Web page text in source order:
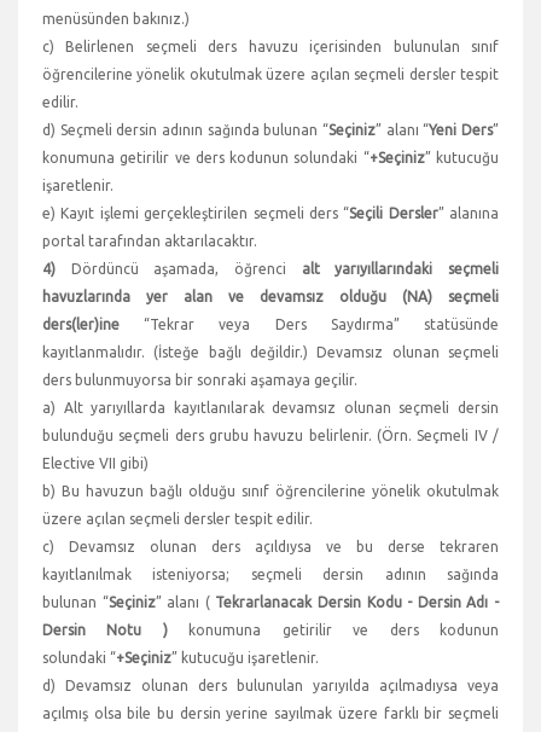
menüsünden bakınız.)
c) Belirlenen seçmeli ders havuzu içerisinden bulunulan sınıf
öğrencilerine yönelik okutulmak üzere açılan seçmeli dersler tespit
edilir.
d) Seçmeli dersin adının sağında bulunan “Seçiniz” alanı “Yeni Ders”
konumuna getirilir ve ders kodunun solundaki “+Seçiniz” kutucuğu
işaretlenir.
e) Kayıt işlemi gerçekleştirilen seçmeli ders “Seçili Dersler” alanına
portal tarafından aktarılacaktır.
4) Dördüncü aşamada, öğrenci
alt yarıyıllarındaki seçmeli
havuzlarında yer alan ve devamsız olduğu (NA) seçmeli
ders(ler)ine “Tekrar veya Ders Saydırma” statüsünde
kayıtlanmalıdır. (İsteğe bağlı değildir.) Devamsız olunan seçmeli
ders bulunmuyorsa bir sonraki aşamaya geçilir.
a) Alt yarıyıllarda kayıtlanılarak devamsız olunan seçmeli dersin
bulunduğu seçmeli ders grubu havuzu belirlenir. (Örn. Seçmeli IV /
Elective VII gibi)
b) Bu havuzun bağlı olduğu sınıf öğrencilerine yönelik okutulmak
üzere açılan seçmeli dersler tespit edilir.
c) Devamsız olunan ders açıldıysa ve bu derse tekraren
kayıtlanılmak isteniyorsa; seçmeli dersin adının sağında
bulunan “Seçiniz” alanı ( Tekrarlanacak Dersin Kodu - Dersin Adı -
Dersin Notu )konumuna getirilir ve ders kodunun
solundaki “+Seçiniz” kutucuğu işaretlenir.
d) Devamsız olunan ders bulunulan yarıyılda açılmadıysa veya
açılmış olsa bile bu dersin yerine sayılmak üzere farklı bir seçmeli